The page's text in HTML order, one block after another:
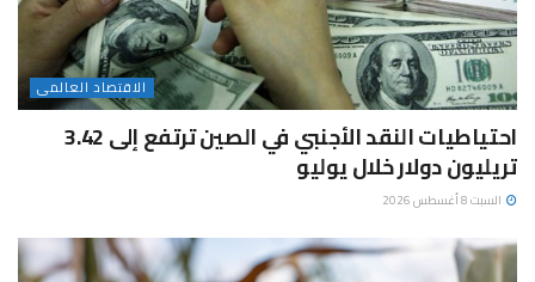
الاقتصاد العالمى
احتياطيات النقد الأجنبي في الصين ترتفع إلى 3.42
تريليون دولار خلال يوليو
السبت 8 أغسطس 2026